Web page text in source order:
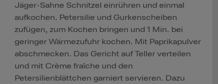
Jäger-Sahne Schnitzel einrühren und einmal
aufkochen. Petersilie und Gurkenscheiben
zufügen, zum Kochen bringen und 1 Min. bei
geringer Wärmezufuhr kochen. Mit Paprikapulver
abschmecken. Das Gericht auf Teller verteilen
und mit Crème fraîche und den
Petersilienblättchen garniert servieren. Dazu